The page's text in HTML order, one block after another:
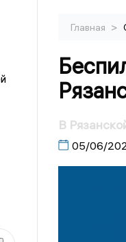
Главная >
В
05/06/